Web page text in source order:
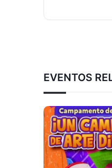
EVENTOS